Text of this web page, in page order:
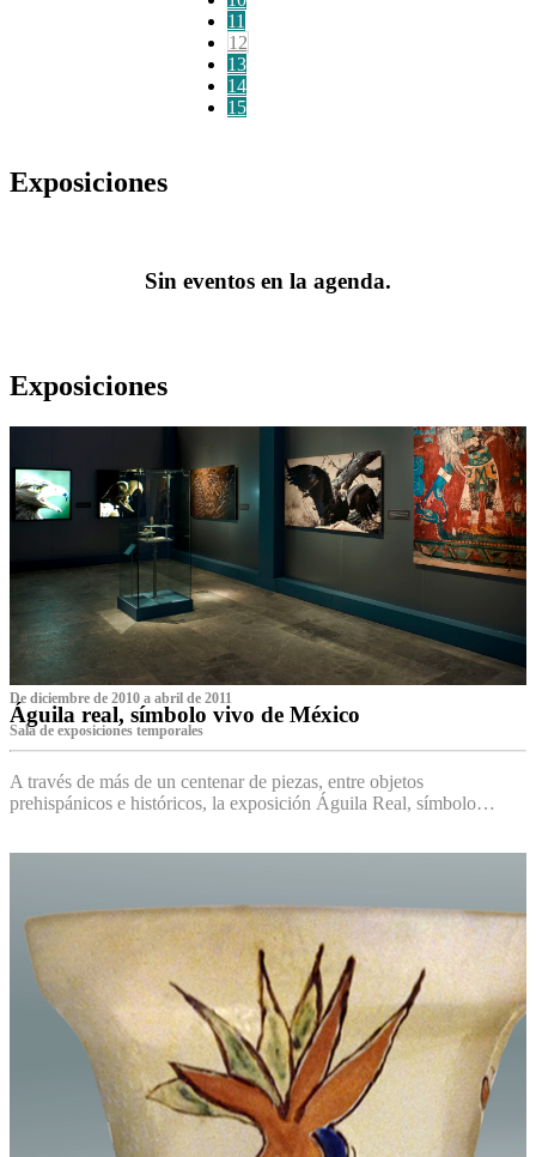
11
12
13
14
15
Exposiciones
Sin eventos en la agenda.
Exposiciones
De diciembre de 2010 a abril de 2011
Águila real, símbolo vivo de México
Sala de exposiciones temporales
A través de más de un centenar de piezas, entre objetos
prehispánicos e históricos, la exposición Águila Real, símbolo…